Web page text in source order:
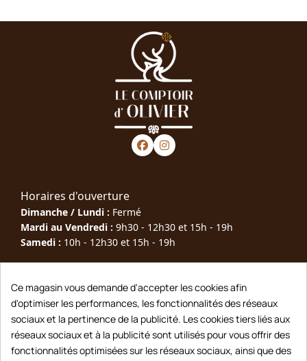
Horaires d'ouverture
Dimanche / Lundi : Fermé
Mardi au Vendredi : 9h30 - 12h30 et 15h - 19h
Samedi : 10h - 12h30 et 15h - 19h
Téléphone : 05 63 40 79 00
Adresse : 10 Rue Joseph Rigal, 81600 Gaillac
Contact : lecomptoirdolivier@gmail.com
Ce magasin vous demande d'accepter les cookies afin
d'optimiser les performances, les fonctionnalités des réseaux
sociaux et la pertinence de la publicité. Les cookies tiers liés aux
réseaux sociaux et à la publicité sont utilisés pour vous offrir des
fonctionnalités optimisées sur les réseaux sociaux, ainsi que des